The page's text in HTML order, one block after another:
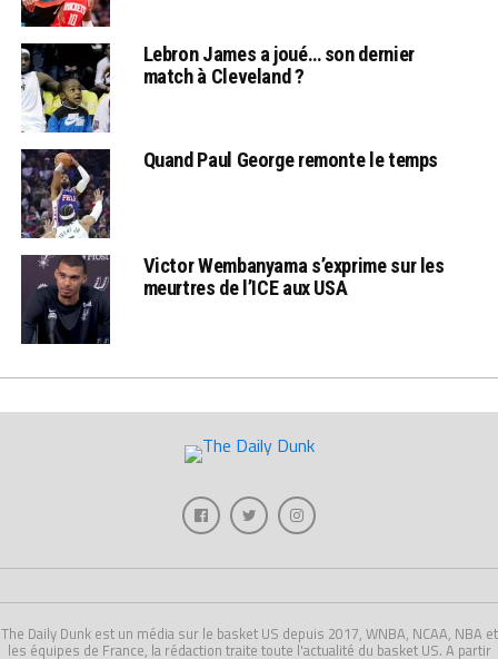
Lebron James a joué… son dernier
match à Cleveland ?
Quand Paul George remonte le temps
Victor Wembanyama s’exprime sur les
meurtres de l’ICE aux USA
The Daily Dunk est un média sur le basket US depuis 2017, WNBA, NCAA, NBA et
les équipes de France, la rédaction traite toute l'actualité du basket US. A partir